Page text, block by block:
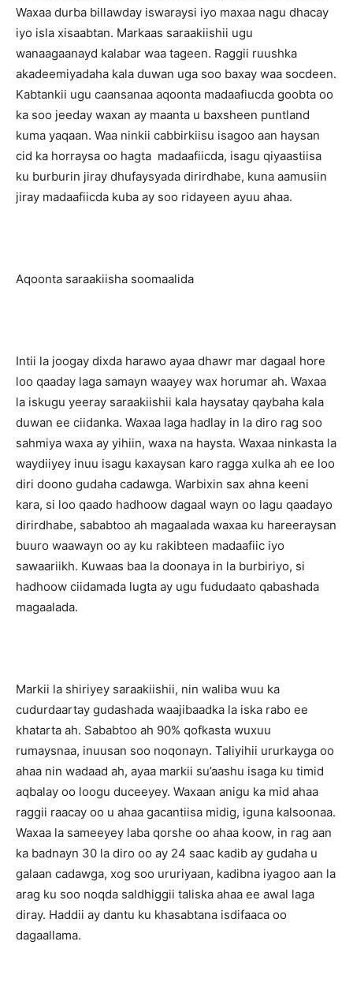
Waxaa durba billawday iswaraysi iyo maxaa nagu dhacay
iyo isla xisaabtan. Markaas saraakiishii ugu
wanaagaanayd kalabar waa tageen. Raggii ruushka
akadeemiyadaha kala duwan uga soo baxay waa socdeen.
Kabtankii ugu caansanaa aqoonta madaafiucda goobta oo
ka soo jeeday waxan ay maanta u baxsheen puntland
kuma yaqaan. Waa ninkii cabbirkiisu isagoo aan haysan
cid ka horraysa oo hagta madaafiicda, isagu qiyaastiisa
ku burburin jiray dhufaysyada dirirdhabe, kuna aamusiin
jiray madaafiicda kuba ay soo ridayeen ayuu ahaa.
Aqoonta saraakiisha soomaalida
Intii la joogay dixda harawo ayaa dhawr mar dagaal hore
loo qaaday laga samayn waayey wax horumar ah. Waxaa
la iskugu yeeray saraakiishii kala haysatay qaybaha kala
duwan ee ciidanka. Waxaa laga hadlay in la diro rag soo
sahmiya waxa ay yihiin, waxa na haysta. Waxaa ninkasta la
waydiiyey inuu isagu kaxaysan karo ragga xulka ah ee loo
diri doono gudaha cadawga. Warbixin sax ahna keeni
kara, si loo qaado hadhoow dagaal wayn oo lagu qaadayo
dirirdhabe, sababtoo ah magaalada waxaa ku hareeraysan
buuro waawayn oo ay ku rakibteen madaafiic iyo
sawaariikh. Kuwaas baa la doonaya in la burbiriyo, si
hadhoow ciidamada lugta ay ugu fududaato qabashada
magaalada.
Markii la shiriyey saraakiishii, nin waliba wuu ka
cudurdaartay gudashada waajibaadka la iska rabo ee
khatarta ah. Sababtoo ah 90% qofkasta wuxuu
rumaysnaa, inuusan soo noqonayn. Taliyihii ururkayga oo
ahaa nin wadaad ah, ayaa markii su’aashu isaga ku timid
aqbalay oo loogu duceeyey. Waxaan anigu ka mid ahaa
raggii raacay oo u ahaa gacantiisa midig, iguna kalsoonaa.
Waxaa la sameeyey laba qorshe oo ahaa koow, in rag aan
ka badnayn 30 la diro oo ay 24 saac kadib ay gudaha u
galaan cadawga, xog soo ururiyaan, kadibna iyagoo aan la
arag ku soo noqda saldhiggii taliska ahaa ee awal laga
diray. Haddii ay dantu ku khasabtana isdifaaca oo
dagaallama.